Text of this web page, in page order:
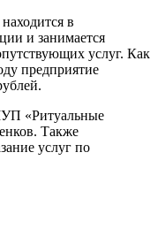
в
и занимается
услуг. Как
предприятие
«Ритуальные
Также
услуг по